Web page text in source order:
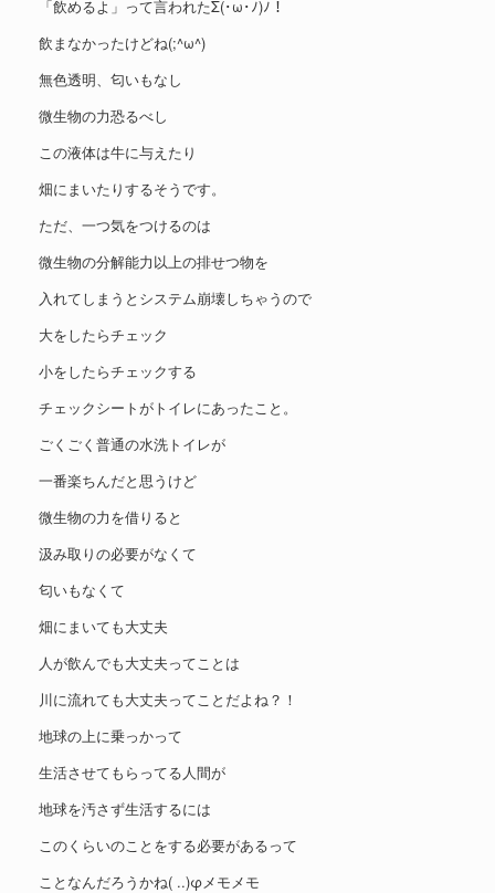
「飲めるよ」って言われたΣ(･ω･ﾉ)ﾉ！
飲まなかったけどね(;^ω^)
無色透明、匂いもなし
微生物の力恐るべし
この液体は牛に与えたり
畑にまいたりするそうです。
ただ、一つ気をつけるのは
微生物の分解能力以上の排せつ物を
入れてしまうとシステム崩壊しちゃうので
大をしたらチェック
小をしたらチェックする
チェックシートがトイレにあったこと。
ごくごく普通の水洗トイレが
一番楽ちんだと思うけど
微生物の力を借りると
汲み取りの必要がなくて
匂いもなくて
畑にまいても大丈夫
人が飲んでも大丈夫ってことは
川に流れても大丈夫ってことだよね？！
地球の上に乗っかって
生活させてもらってる人間が
地球を汚さず生活するには
このくらいのことをする必要があるって
ことなんだろうかね( ..)φメモメモ